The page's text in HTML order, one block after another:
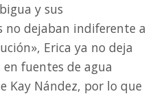
y sus
no dejaban indiferente a
Erica ya no deja
en fuentes de agua
Kay Nández, por lo que